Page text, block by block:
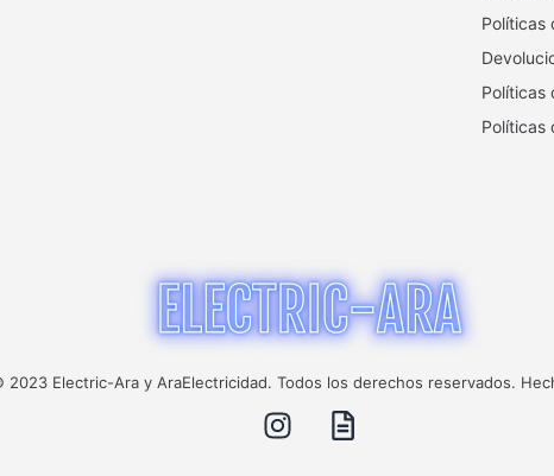
Políticas
Políticas
Políticas
2023 Electric-Ara y AraElectricidad. Todos los derechos reservados.